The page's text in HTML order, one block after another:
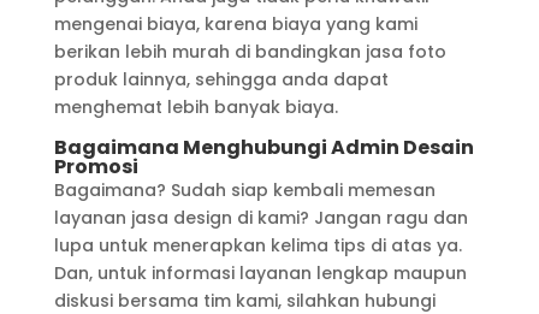
mengenai biaya, karena biaya yang kami
berikan lebih murah di bandingkan jasa foto
produk lainnya, sehingga anda dapat
menghemat lebih banyak biaya.
Bagaimana Menghubungi Admin Desain
Promosi
Bagaimana? Sudah siap kembali memesan
layanan jasa design di kami? Jangan ragu dan
lupa untuk menerapkan kelima tips di atas ya.
Dan, untuk informasi layanan lengkap maupun
diskusi bersama tim kami, silahkan hubungi